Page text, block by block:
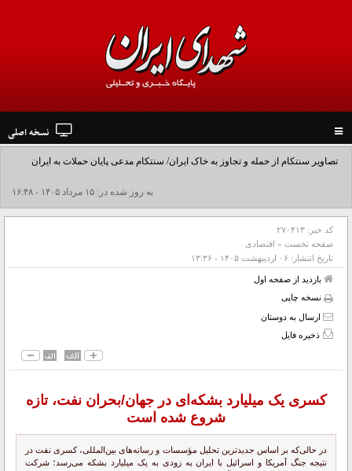
navigation
نسخه اصلی
تصاویر سنتکام از حمله و تجاوز به خاک ایران/ سنتکام مدعی پایان حملات به ایران
شد+فیلم به روز شده در: ۱۵ مرداد ۱۴۰۵ - ۱۶:۴۸
کد خبر: ۲۷۰۴۱۳
صفحه نخست » اقتصادی
تاریخ انتشار: ۰۶ ارديبهشت ۱۴۰۵ - ۱۳:۳۶
بازدید از صفحه اول
نسخه چاپی
ارسال به دوستان
ذخیره فایل
کسری یک میلیارد بشکه‌ای در جهان/بحران نفت، تازه
شروع شده است
در حالی‌که بر اساس جدیدترین تحلیل مؤسسات و رسانه‌های بین‌المللی، کسری نفت در
نتیجه جنگ آمریکا و اسرائیل با ایران به زودی به یک میلیارد بشکه می‌رسد؛ شرکت